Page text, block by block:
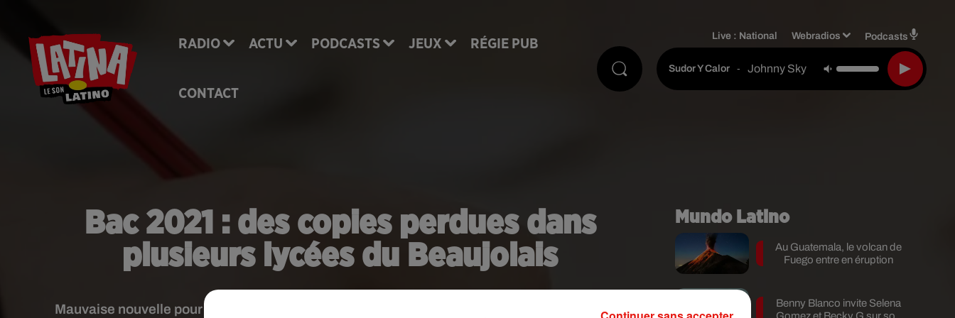
RADIO ACTU PODCASTS JEUX RÉGIE PUB
CONTACT
Live : National Webradios Podcasts
Sudor Y Calor - Johnny Sky
Bac 2021 : des copies perdues dans
plusieurs lycées du Beaujolais
Mauvaise nouvelle pour une cinquantaine de lycéens. Les copies du Bac ont disparu dans la
Mundo Latino
Au Guatemala, le volcan de
Fuego entre en éruption
Benny Blanco invite Selena
Gomez et Becky G sur son